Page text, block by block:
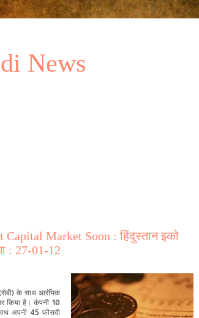
News
Market Soon : हिंदुस्तान इको
: 27-01-12
) के साथ आरंभिक
किया है ।कंपनी 10
अपनी 45 फीसदी